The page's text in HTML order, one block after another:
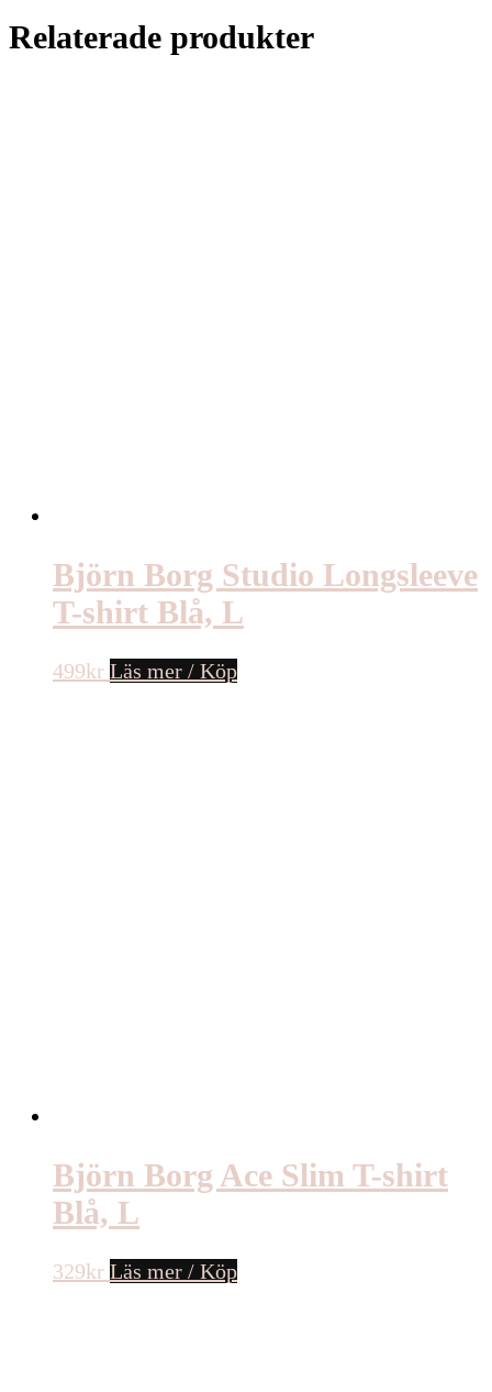
Relaterade produkter
Björn Borg Studio Longsleeve
T-shirt Blå, L
499kr Läs mer / Köp
Björn Borg Ace Slim T-shirt
Blå, L
329kr Läs mer / Köp